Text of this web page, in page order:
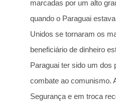
marcadas por um alto
quando o Paraguai
Unidos se tornaram os
beneficiário de dinheiro
Paraguai ter sido um dos
combate ao comunismo.
Segurança e em troca